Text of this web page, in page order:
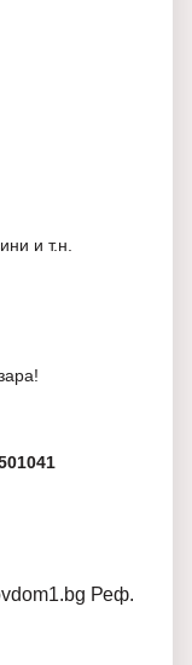
и т.н.
Реф.